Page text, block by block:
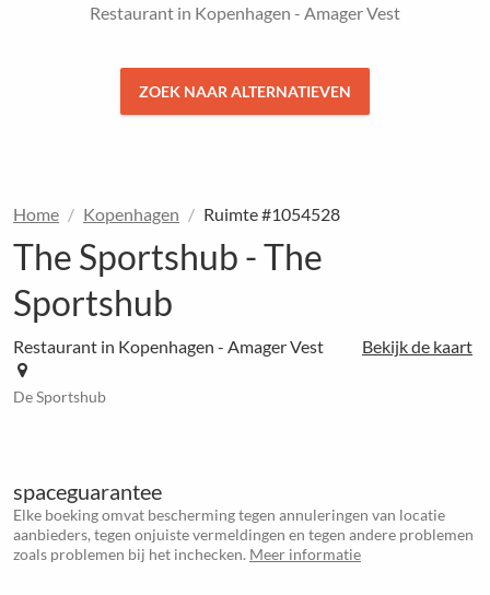
Restaurant in Kopenhagen - Amager Vest
ZOEK NAAR ALTERNATIEVEN
Home Kopenhagen Ruimte #1054528
The Sportshub - The
Sportshub
Restaurant in Kopenhagen - Amager Vest Bekijk de kaart
De Sportshub
spaceguarantee
Elke boeking omvat bescherming tegen annuleringen van locatie
aanbieders, tegen onjuiste vermeldingen en tegen andere problemen
zoals problemen bij het inchecken. Meer informatie